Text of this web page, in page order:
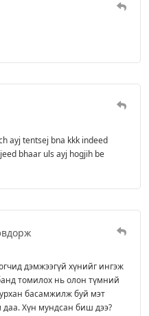
ayj tentsej bna kkk indeed
bhaar uls ayj hogjih be
дэмжээгүй хүнийг ингэж
томилох нь олон түмний
басамжилж буй мэт
даа. Хүн мундсан биш дээ?